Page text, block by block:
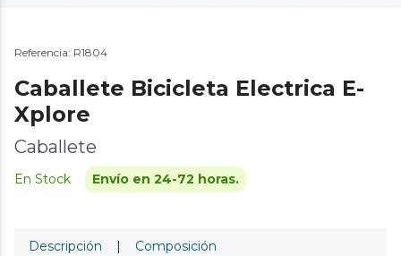
Referencia: R1804
Caballete Bicicleta Electrica E-
Xplore
Caballete
En Stock Envío en 24-72 horas.
Descripción | Composición